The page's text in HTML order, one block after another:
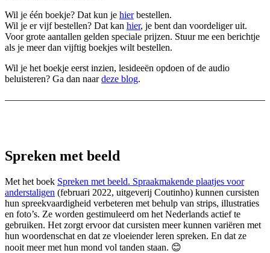
Wil je één boekje? Dat kun je hierbestellen.
Wil je er vijf bestellen? Dat kan hier, je bent dan voordeliger uit.
Voor grote aantallen gelden speciale prijzen. Stuur me een berichtje
als je meer dan vijftig boekjes wilt bestellen.
Wil je het boekje eerst inzien, lesideeën opdoen of de audio
beluisteren? Ga dan naardeze blog.
Spreken met beeld
Met het boek Spreken met beeld. Spraakmakende plaatjes voor
anderstaligen (februari 2022, uitgeverij Coutinho) kunnen cursisten
hun spreekvaardigheid verbeteren met behulp van strips, illustraties
en foto’s. Ze worden gestimuleerd om het Nederlands actief te
gebruiken. Het zorgt ervoor dat cursisten meer kunnen variëren met
hun woordenschat en dat ze vloeiender leren spreken. En dat ze
nooit meer met hun mond vol tanden staan. 😊